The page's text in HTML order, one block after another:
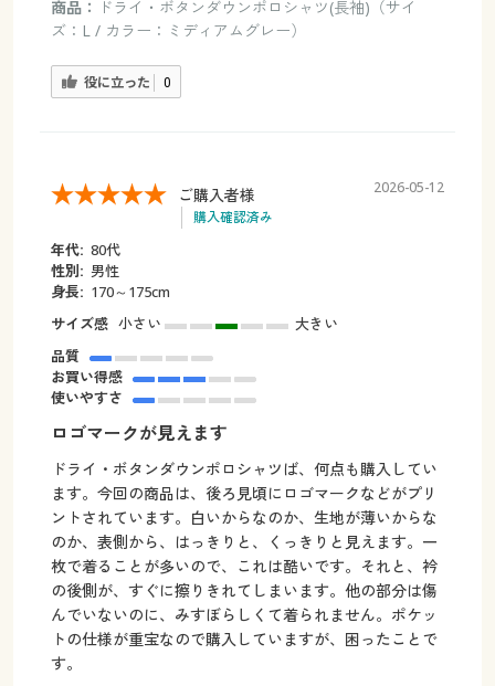
商品：
ドライ・ボタンダウンポロシャツ(長袖)（サイ
ズ：L / カラー：ミディアムグレー）
役に立った 0
ご購入者様
購入確認済み
2026-05-12
年代: 80代
性別: 男性
身長: 170～175cm
サイズ感 小さい
大きい
品質
お買い得感
使いやすさ
ロゴマークが見えます
ドライ・ボタンダウンポロシャツば、何点も購入してい
ます。今回の商品は、後ろ見頃にロゴマークなどがプリ
ントされています。白いからなのか、生地が薄いからな
のか、表側から、はっきりと、くっきりと見えます。一
枚で着ることが多いので、これは酷いです。それと、衿
の後側が、すぐに擦りきれてしまいます。他の部分は傷
んでいないのに、みすぼらしくて着られません。ポケッ
トの仕様が重宝なので購入していますが、困ったことで
す。